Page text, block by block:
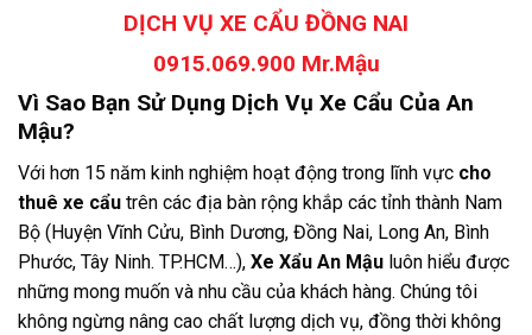
DỊCH VỤ XE CẨU ĐỒNG NAI
0915.069.900 Mr.Mậu
Vì Sao Bạn Sử Dụng Dịch Vụ Xe Cẩu Của An
Mậu?
Với hơn 15 năm kinh nghiệm hoạt động trong lĩnh vực cho
thuê xe cẩu trên các địa bàn rộng khắp các tỉnh thành Nam
Bộ (Huyện Vĩnh Cửu, Bình Dương, Đồng Nai, Long An, Bình
Phước, Tây Ninh. TP.HCM…), Xe Xẩu An Mậu luôn hiểu được
những mong muốn và nhu cầu của khách hàng. Chúng tôi
không ngừng nâng cao chất lượng dịch vụ, đồng thời không